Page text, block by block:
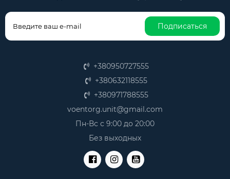
Подписаться
+380950727555
+380632118555
+380971788555
voentorg.unit@gmail.com
Пн-Вс с 9:00 до 20:00
Без выходных